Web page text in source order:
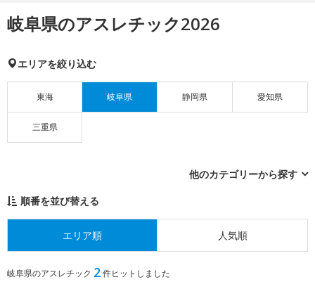
岐阜県のアスレチック2026
エリアを絞り込む
東海 岐阜県 静岡県 愛知県
三重県
他のカテゴリーから探す
順番を並び替える
エリア順 人気順
岐阜県のアスレチック 2件ヒットしました